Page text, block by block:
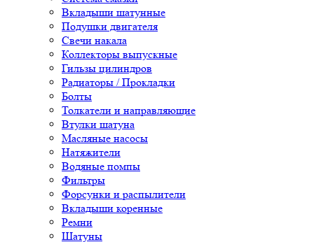
Вкладыши шатунные
Подушки двигателя
Свечи накала
Коллекторы выпускные
Гильзы цилиндров
Радиаторы / Прокладки
Болты
Толкатели и направляющие
Втулки шатуна
Масляные насосы
Натяжители
Водяные помпы
Фильтры
Форсунки и распылители
Вкладыши коренные
Ремни
Шатуны